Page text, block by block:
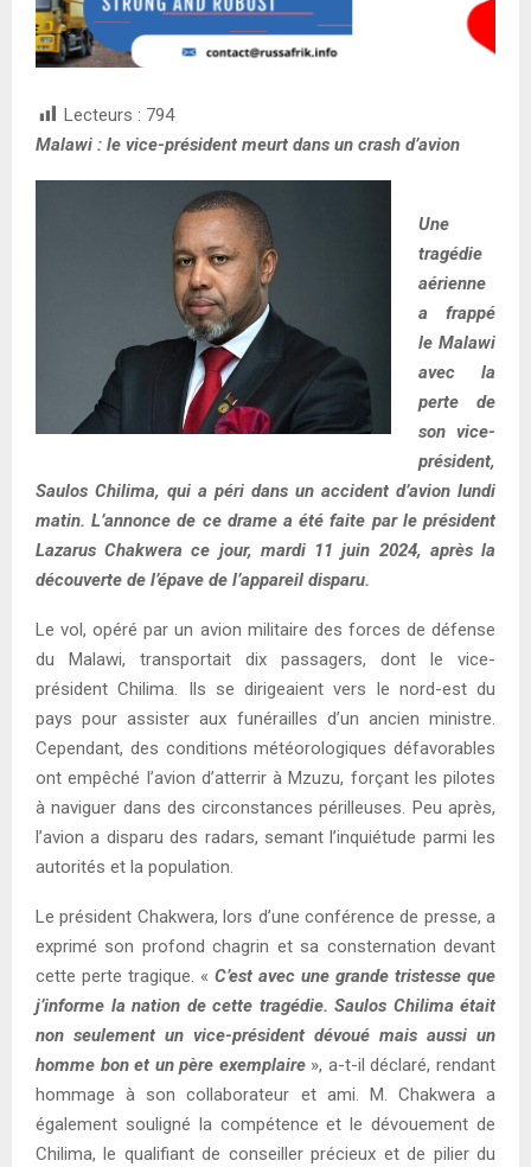
Lecteurs : 794
Malawi : le vice-président meurt dans un crash d’avion
Une
tragédie
aérienne
a frappé
le Malawi
avec la
perte de
son vice-
président,
Saulos Chilima, qui a péri dans un accident d’avion lundi
matin. L’annonce de ce drame a été faite par le président
Lazarus Chakwera ce jour, mardi 11 juin 2024, après la
découverte de l’épave de l’appareil disparu.
Le vol, opéré par un avion militaire des forces de défense
du Malawi, transportait dix passagers, dont le vice-
président Chilima. Ils se dirigeaient vers le nord-est du
pays pour assister aux funérailles d’un ancien ministre.
Cependant, des conditions météorologiques défavorables
ont empêché l’avion d’atterrir à Mzuzu, forçant les pilotes
à naviguer dans des circonstances périlleuses. Peu après,
l’avion a disparu des radars, semant l’inquiétude parmi les
autorités et la population.
Le président Chakwera, lors d’une conférence de presse, a
exprimé son profond chagrin et sa consternation devant
cette perte tragique. « C’est avec une grande tristesse que
j’informe la nation de cette tragédie. Saulos Chilima était
non seulement un vice-président dévoué mais aussi un
homme bon et un père exemplaire», a-t-il déclaré, rendant
hommage à son collaborateur et ami. M. Chakwera a
également souligné la compétence et le dévouement de
Chilima, le qualifiant de conseiller précieux et de pilier du